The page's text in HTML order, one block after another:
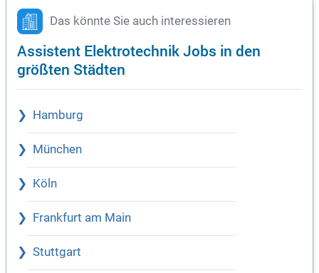
Das könnte Sie auch interessieren
Assistent Elektrotechnik Jobs in den
größten Städten
Hamburg
München
Köln
Frankfurt am Main
Stuttgart